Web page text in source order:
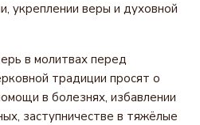
укреплении веры и духовной
в молитвах перед
традиции просят о
в болезнях, избавлении
заступничестве в тяжёлые